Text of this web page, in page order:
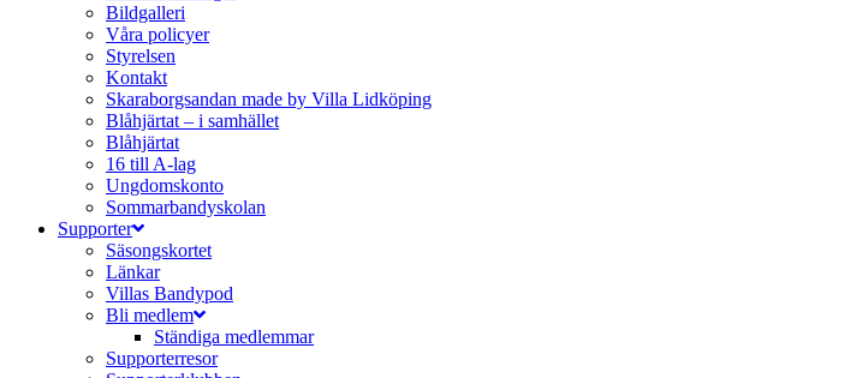
Bildgalleri
Våra policyer
Styrelsen
Kontakt
Skaraborgsandan made by Villa Lidköping
Blåhjärtat – i samhället
Blåhjärtat
16 till A-lag
Ungdomskonto
Sommarbandyskolan
Supporter
Säsongskortet
Länkar
Villas Bandypod
Bli medlem
Ständiga medlemmar
Supporterresor